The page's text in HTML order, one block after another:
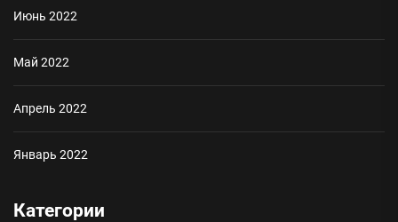
Июнь 2022
Май 2022
Апрель 2022
Январь 2022
Категории